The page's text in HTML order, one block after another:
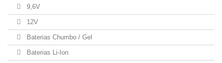
9,6V
12V
Baterias Chumbo / Gel
Baterias Li-Ion